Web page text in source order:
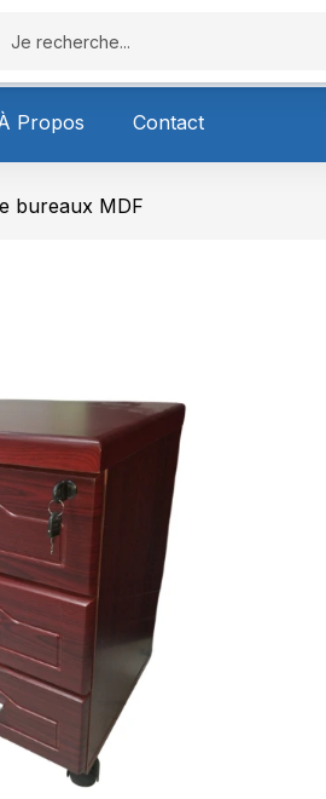
Propos Contact
Accueil
bureaux MDF